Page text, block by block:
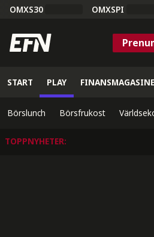
OMXS30 OMXSPI
START PLAY
Börslunch Börsfrukost
TOPPNYHETER: